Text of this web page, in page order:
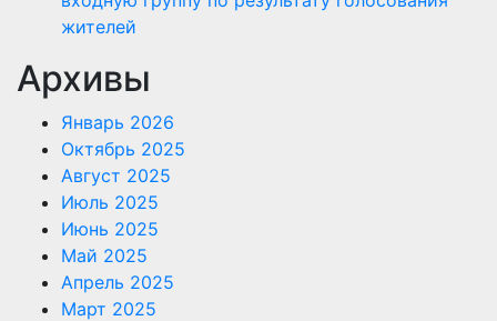
жителей
Архивы
Январь 2026
Октябрь 2025
Август 2025
Июль 2025
Июнь 2025
Май 2025
Апрель 2025
Март 2025